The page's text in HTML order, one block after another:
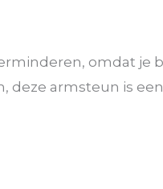
omdat je
deze armsteun is een